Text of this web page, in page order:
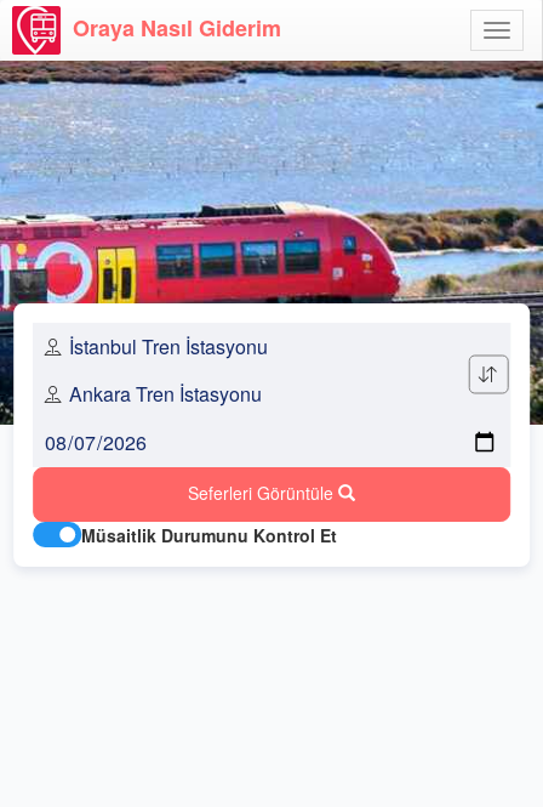
Aç
Oraya Nasıl Giderim
Seferleri Görüntüle
Müsaitlik Durumunu Kontrol Et